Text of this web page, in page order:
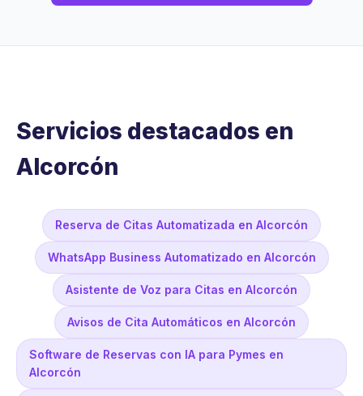
Servicios destacados en
Alcorcón
Reserva de Citas Automatizada en Alcorcón
WhatsApp Business Automatizado en Alcorcón
Asistente de Voz para Citas en Alcorcón
Avisos de Cita Automáticos en Alcorcón
Software de Reservas con IA para Pymes en
Alcorcón